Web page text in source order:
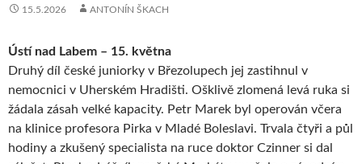
15.5.2026 ANTONÍN ŠKACH
Ústí nad Labem – 15. května
Druhý díl české juniorky v Březolupech jej zastihnul v
nemocnici v Uherském Hradišti. Ošklivě zlomená levá ruka si
žádala zásah velké kapacity. Petr Marek byl operován včera
na klinice profesora Pirka v Mladé Boleslavi. Trvala čtyři a půl
hodiny a zkušený specialista na ruce doktor Czinner si dal